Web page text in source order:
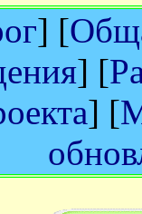
] [
] [
] [